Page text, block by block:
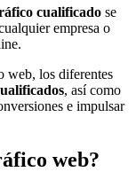
cualificado se
empresa o
web, los diferentes
, así como
e impulsar
web?